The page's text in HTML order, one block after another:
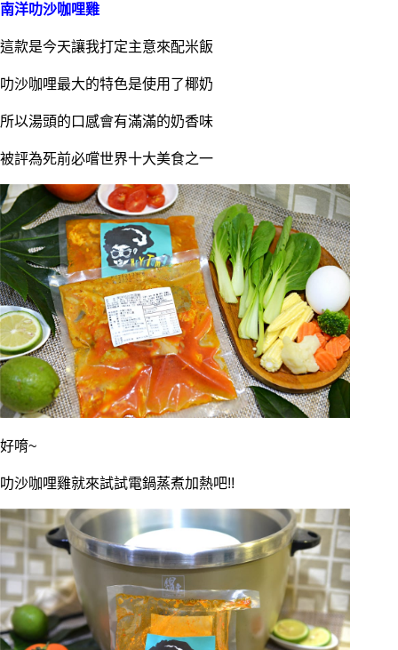
南洋叻沙咖哩雞
這款是今天讓我打定主意來配米飯
叻沙咖哩最大的特色是使用了椰奶
所以湯頭的口感會有滿滿的奶香味
被評為死前必嚐世界十大美食之一
好唷~
叻沙咖哩雞就來試試電鍋蒸煮加熱吧!!